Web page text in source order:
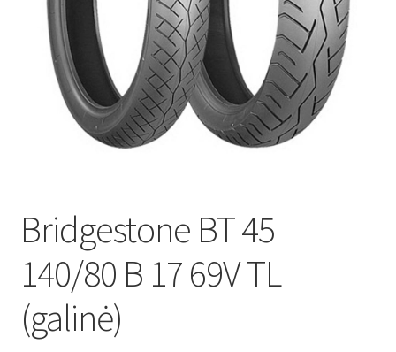
Bridgestone BT 45
140/80 B 17 69V TL
(galinė)